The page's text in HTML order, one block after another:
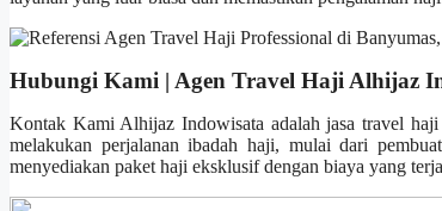
Hubungi Kami | Agen Travel Haji Alhijaz
Kontak Kami Alhijaz Indowisata adalah jasa travel
melakukan perjalanan ibadah haji, mulai dari
menyediakan paket haji eksklusif dengan biaya yang